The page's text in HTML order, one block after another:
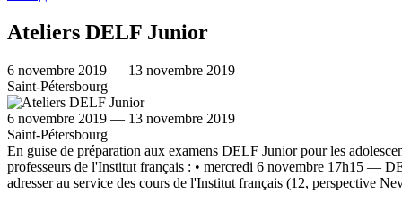
Ateliers DELF Junior
6 novembre 2019 — 13 novembre 2019
Saint-Pétersbourg
6 novembre 2019 — 13 novembre 2019
Saint-Pétersbourg
En guise de préparation aux examens DELF Junior pour les
professeurs de l'Institut français : • mercredi 6 novembre 17h15 —
adresser au service des cours de l'Institut français (12, perspective